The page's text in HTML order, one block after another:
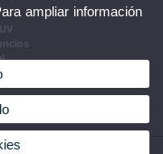
ampliar información